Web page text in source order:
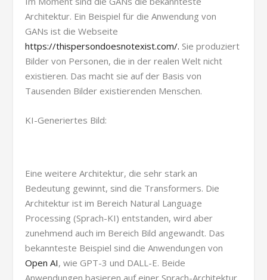
Architektur. Ein Beispiel für die Anwendung von
GANs ist die Webseite
https://thispersondoesnotexist.com/. Sie produziert
Bilder von Personen, die in der realen Welt nicht
existieren. Das macht sie auf der Basis von
Tausenden Bilder existierenden Menschen.
KI-Generiertes Bild:
Eine weitere Architektur, die sehr stark an
Bedeutung gewinnt, sind die Transformers. Die
Architektur ist im Bereich Natural Language
Processing (Sprach-KI) entstanden, wird aber
zunehmend auch im Bereich Bild angewandt. Das
bekannteste Beispiel sind die Anwendungen von
Open AI, wie GPT-3 und DALL-E. Beide
Anwendungen basieren auf einer Sprach-Architektur